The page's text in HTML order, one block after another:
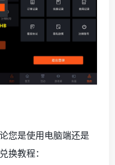
您是使用电脑端还是
换教程：